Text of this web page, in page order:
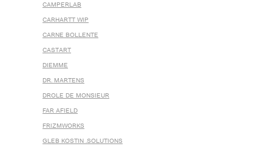
CAMPERLAB
CARHARTT WIP
CARNE BOLLENTE
CASTART
DIEMME
DR. MARTENS
DROLE DE MONSIEUR
FAR AFIELD
FRIZMWORKS
GLEB KOSTIN .SOLUTIONS